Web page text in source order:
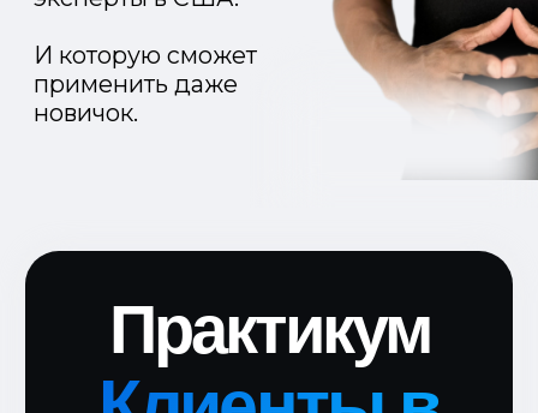
Практикум
Клиенты в